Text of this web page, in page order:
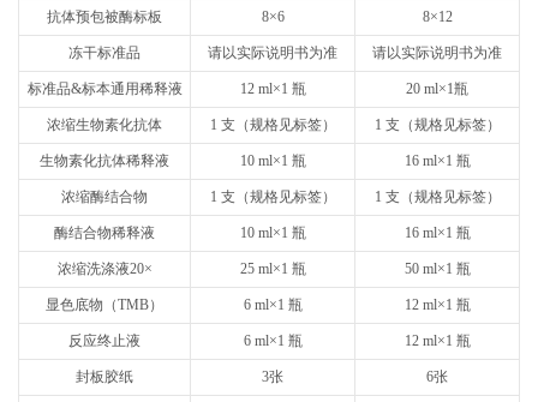
抗体预包被酶标板 8×6 8×12
冻干标准品 请以实际说明书为准 请以实际说明书为准
标准品&标本通用稀释液 12 ml×1 瓶 20 ml×1瓶
浓缩生物素化抗体 1 支（规格见标签） 1 支（规格见标签）
生物素化抗体稀释液 10 ml×1 瓶 16 ml×1 瓶
浓缩酶结合物 1 支（规格见标签） 1 支（规格见标签）
酶结合物稀释液 10 ml×1 瓶 16 ml×1 瓶
浓缩洗涤液20× 25 ml×1 瓶 50 ml×1 瓶
显色底物（TMB） 6 ml×1 瓶 12 ml×1 瓶
反应终止液 6 ml×1 瓶 12 ml×1 瓶
封板胶纸 3张 6张